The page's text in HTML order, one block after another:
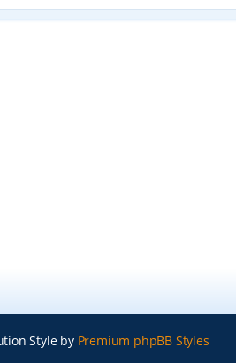
Style by Premium phpBB Styles